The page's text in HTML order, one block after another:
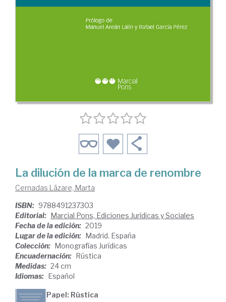
La dilución de la marca de renombre
Cernadas Lázare, Marta
ISBN: 9788491237303
Editorial: Marcial Pons, Ediciones Jurídicas y Sociales
Fecha de la edición: 2019
Lugar de la edición: Madrid. España
Colección: Monografías Jurídicas
Encuadernación: Rústica
Medidas: 24 cm
Idiomas: Español
Papel: Rústica